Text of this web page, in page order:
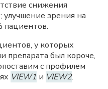
снижения
улучшение зрения на
пациентов.
у которых
препарата был короче,
с профилем
VIEW1 и VIEW2.